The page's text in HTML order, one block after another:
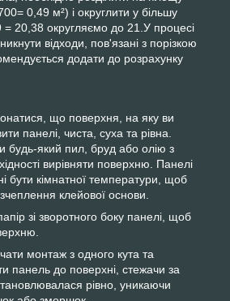
0,49 м²) і округлити у більшу
20,38 округляємо до 21.У процесі
відходи, пов'язані з порізкою
додати до розрахунку
що поверхня, на яку ви
панелі, чиста, суха та рівна.
будь-який пил, бруд або олію з
вирівняти поверхню. Панелі
бути кімнатної температури, щоб
клейової основи.
зі зворотного боку панелі, щоб
монтаж з одного кута та
панель до поверхні, стежачи за
рівно, уникаючи